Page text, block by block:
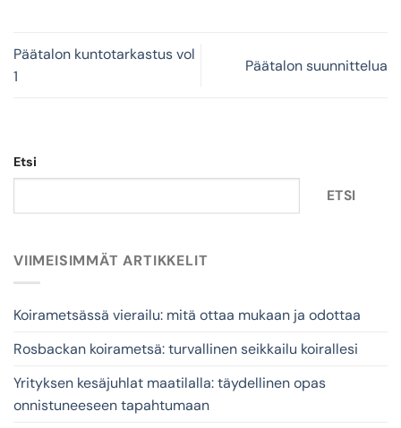
Päätalon kuntotarkastus vol
1
Päätalon suunnittelua
Etsi
ETSI
VIIMEISIMMÄT ARTIKKELIT
Koirametsässä vierailu: mitä ottaa mukaan ja odottaa
Rosbackan koirametsä: turvallinen seikkailu koirallesi
Yrityksen kesäjuhlat maatilalla: täydellinen opas
onnistuneeseen tapahtumaan